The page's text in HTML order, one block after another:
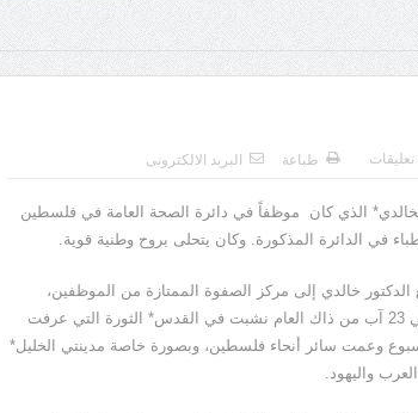
يوسيفوس فلاويوس (38-100م)
يوسف سعيد أبو درة (1900-1939)
تعليقات طباعة البريد الالكترونى
فخري الخالدي* الذي كان موظفاً في دائرة الصحة العامة في فلسطين
رفع الدكتور خالدي إلى مركز الصفوة الممتازة من الموظفين،
وأوجد تقارباً ملموساً بينه وبين الجبهة الوطنية. ففي 23 آب من ذاك العام نشبت في القدس* الثورة التي عرفت
أكثر من أسبوع وعمت سائر أنحاء فلسطين، وبصورة خاصة مدينتي الخليل*
واليهود.